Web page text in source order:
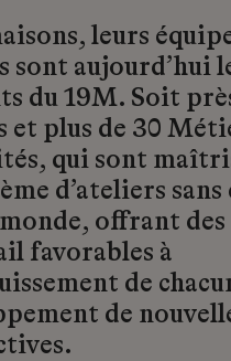
leurs
sont aujourd’hui
du 19M. Soit
et plus de 30
qui sont
d’ateliers
monde, offrant
favorables à
de
de